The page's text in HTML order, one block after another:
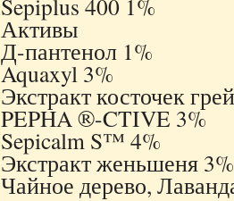
Sepiplus 400 1%
Активы
Д-пантенол 1%
Aquaxyl 3%
Экстракт косточек
PEPHA ®-CTIVE 3%
Sepicalm S™ 4%
Экстракт женьшеня 3%
Чайное дерево,